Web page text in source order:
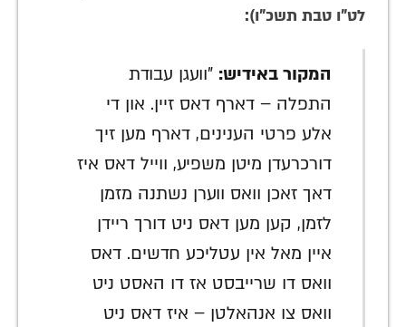
לט"ו טבת תשכ"ו):
המקור באידיש: "וועגן עבודת
התפלה – דארף דאס זיין. און די
אלע פרטי הענינים, דארף מען זיך
דורכרעדן מיטן משפיע, ווייל דאס איז
דאך זאכן וואס ווערן נשתנה מזמן
לזמן, קען מען דאס ניט דורך ריידן
איין מאל אין עטליכע חדשים. דאס
וואס דו שרייבסט אז דו האסט ניט
וואס צו אנהאלטן – איז דאס ניט